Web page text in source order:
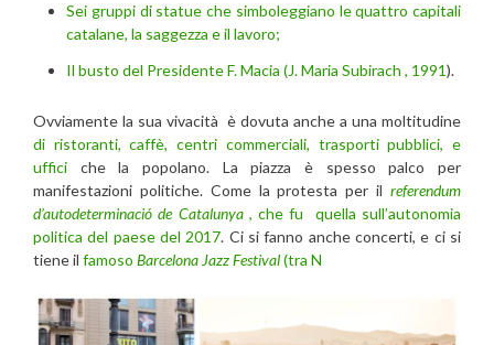
Sei gruppi di statue che simboleggiano le quattro capitali
catalane, la saggezza e il lavoro;
Il busto del Presidente F. Macia (J. Maria Subirach , 1991).
Ovviamente la sua vivacità è dovuta anche a una moltitudine
di ristoranti, caffè, centri commerciali, trasporti pubblici, e
uffici che la popolano. La piazza è spesso palco per
manifestazioni politiche. Come la protesta per il referendum
d’autodeterminació de Catalunya, che fu quella sull’autonomia
politica del paese del 2017. Ci si fanno anche concerti, e ci si
tiene il famoso Barcelona Jazz Festival(tra N